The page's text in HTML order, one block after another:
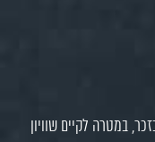
במטרה לקיים שוויון